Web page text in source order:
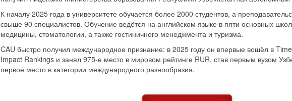
К началу 2025 года в университете обучается более 2000 студентов, а
свыше 90 специалистов. Обучение ведётся на английском языке в пяти основных
медицины, стоматологии, а также гостиничного менеджмента и туризма.
CAU быстро получил международное признание: в 2025 году он впервые вошёл в
Impact Rankings и занял 975-е место в мировом рейтинге RUR, став первым вузом
первое место в категории международного разнообразия.